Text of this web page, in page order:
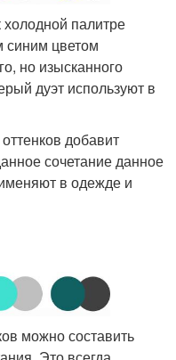
палитре
синим цветом
но изысканного
дуэт используют в
добавит
сочетание данное
в одежде и
можно составить